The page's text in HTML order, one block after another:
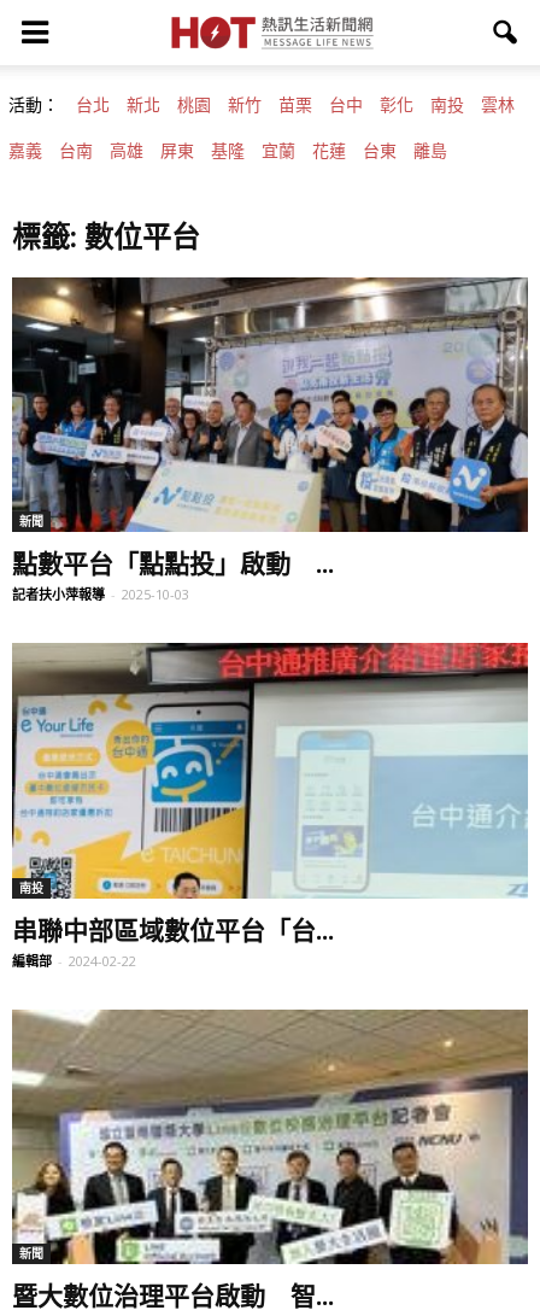
活動： 台北 新北 桃園 新竹 苗栗 台中 彰化 南投 雲林
嘉義 台南 高雄 屏東 基隆 宜蘭 花蓮 台東 離島
標籤: 數位平台
新聞
點數平台「點點投」啟動 ...
記者扶小萍報導 - 2025-10-03
南投
串聯中部區域數位平台「台...
編輯部 - 2024-02-22
新聞
暨大數位治理平台啟動 智...